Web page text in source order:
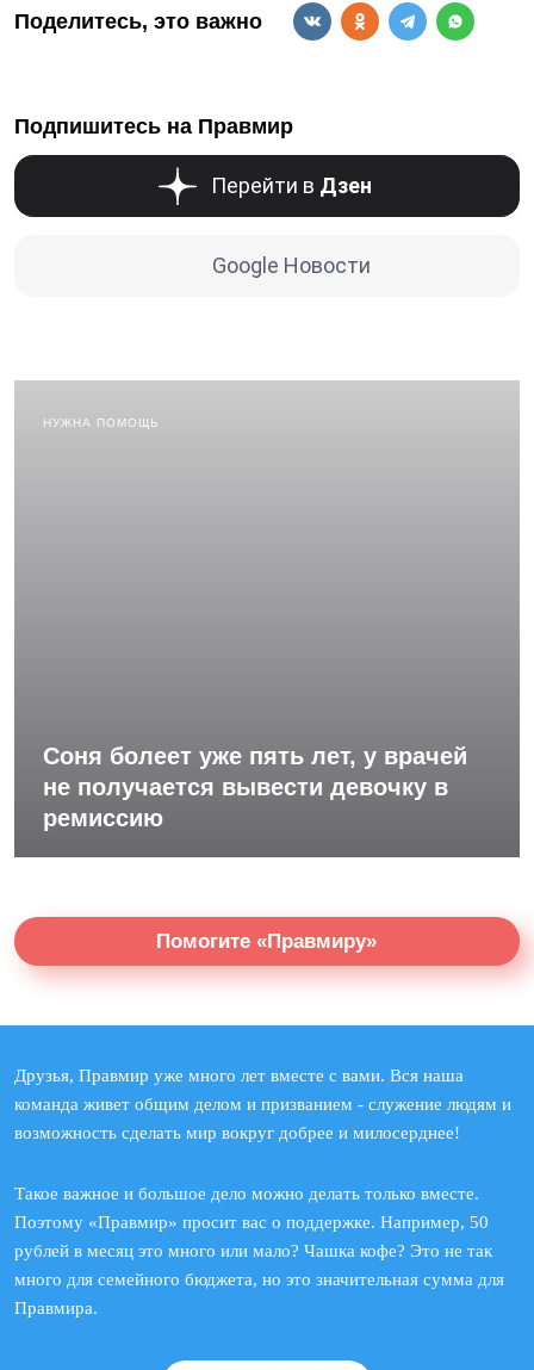
Поделитесь, это важно
Подпишитесь на Правмир
Перейти в Дзен
Google Новости
НУЖНА ПОМОЩЬ
Соня болеет уже пять лет, у врачей
не получается вывести девочку в
ремиссию
Помогите «Правмиру»
Друзья, Правмир уже много лет вместе с вами. Вся наша
команда живет общим делом и призванием - служение людям и
возможность сделать мир вокруг добрее и милосерднее!
Такое важное и большое дело можно делать только вместе.
Поэтому «Правмир» просит вас о поддержке. Например, 50
рублей в месяц это много или мало? Чашка кофе? Это не так
много для семейного бюджета, но это значительная сумма для
Правмира.